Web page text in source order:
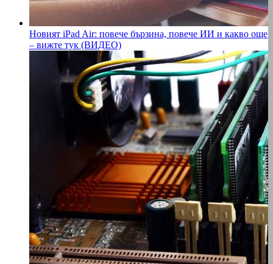
Новият iPad Air: повече бързина, повече ИИ и какво още
– вижте тук (ВИДЕО)